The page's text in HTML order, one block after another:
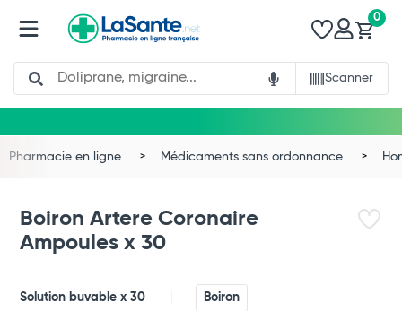
Search
Scanner
0
Pharmacie en ligne Médicaments sans ordonnance
Boiron Artere Coronaire
Ampoules x 30
Solution buvable x 30 Boiron